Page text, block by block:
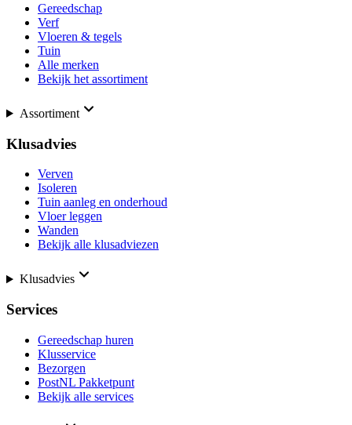
Gereedschap
Verf
Vloeren & tegels
Tuin
Alle merken
Bekijk het assortiment
Assortiment
Klusadvies
Verven
Isoleren
Tuin aanleg en onderhoud
Vloer leggen
Wanden
Bekijk alle klusadviezen
Klusadvies
Services
Gereedschap huren
Klusservice
Bezorgen
PostNL Pakketpunt
Bekijk alle services